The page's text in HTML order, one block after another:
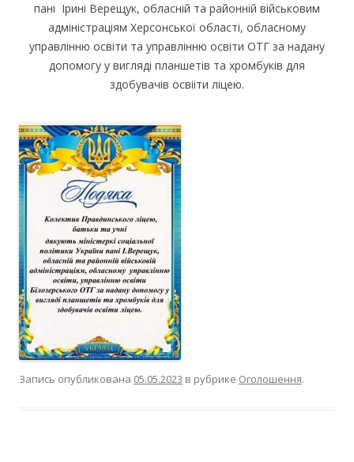
пані Ірині Верещук, обласній та районній військовим
адміністраціям Херсонської області, обласному
управлінню освіти та управлінню освіти ОТГ за надану
допомогу у вигляді планшетів та хромбуків для
здобувачів освііти ліцею.
Запись опубликована 05.05.2023 в рубрике Оголошення.